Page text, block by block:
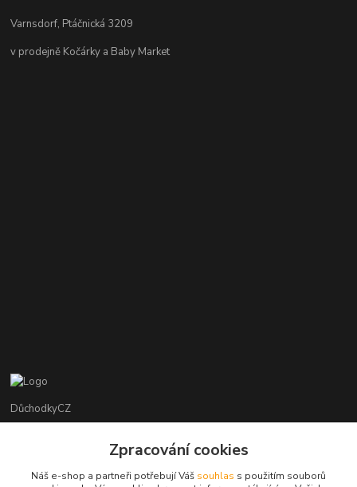
Varnsdorf, Ptáčnická 3209
v prodejně Kočárky a Baby Market
DůchodkyCZ
+420 412384749
Zpracování cookies
Náš e-shop a partneři potřebují Váš souhlas s použitím souborů